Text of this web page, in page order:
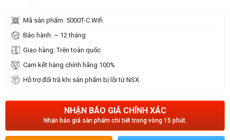
Mã sản phẩm: 5000T-C Wifi
Bảo hành: ~ 12 tháng
Giao hàng: Trên toàn quốc
Cam kết hàng chính hãng 100%
Hỗ trợ đổi trả khi sản phẩm bị lỗi từ NSX
NHẬN BÁO GIÁ CHÍNH XÁC
Nhận báo giá sản phẩm chi tiết trong vòng 15 phút.